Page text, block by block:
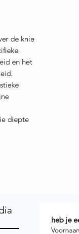
de knie
en het
diepte
heb je